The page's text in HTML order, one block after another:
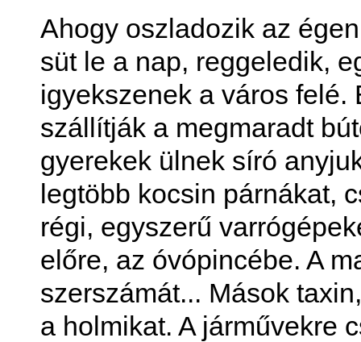
Ahogy oszladozik az
süt le a nap, reggeledik,
igyekszenek a város
szállítják a megmaradt
gyerekek ülnek síró
legtöbb kocsin párnákat,
régi, egyszerű
előre, az óvópincébe. A
szerszámát... Mások
a holmikat. A járművekre